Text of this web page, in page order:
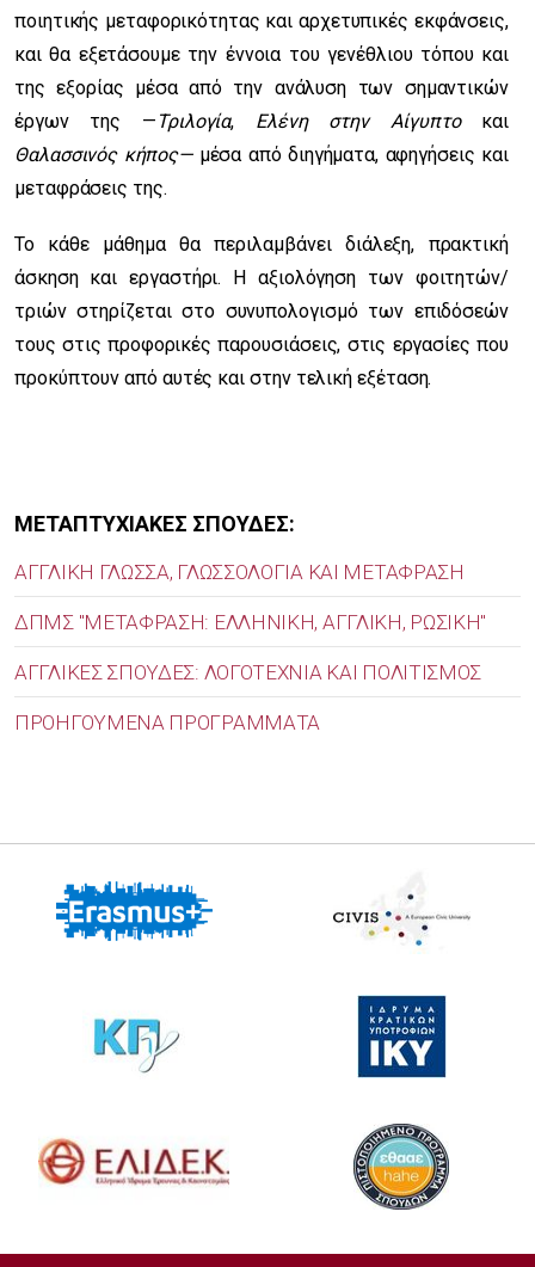
ποιητικής μεταφορικότητας και αρχετυπικές εκφάνσεις,
και θα εξετάσουμε την έννοια του γενέθλιου τόπου και
της εξορίας μέσα από την ανάλυση των σημαντικών
έργων της — Τριλογία, Ελένη στην Αίγυπτοκαι
Θαλασσινός κήπος— μέσα από διηγήματα, αφηγήσεις και
μεταφράσεις της.
Το κάθε μάθημα θα περιλαμβάνει διάλεξη, πρακτική
άσκηση και εργαστήρι. Η αξιολόγηση των φοιτητών/
τριών στηρίζεται στο συνυπολογισμό των επιδόσεών
τους στις προφορικές παρουσιάσεις, στις εργασίες που
προκύπτουν από αυτές και στην τελική εξέταση.
ΜΕΤΑΠΤΥΧΙΑΚΕΣ ΣΠΟΥΔΕΣ:
ΑΓΓΛΙΚΗ ΓΛΩΣΣΑ, ΓΛΩΣΣΟΛΟΓΙΑ ΚΑΙ ΜΕΤΑΦΡΑΣΗ
ΔΠΜΣ "ΜΕΤΑΦΡΑΣΗ: ΕΛΛΗΝΙΚΗ, ΑΓΓΛΙΚΗ, ΡΩΣΙΚΗ"
ΑΓΓΛΙΚΕΣ ΣΠΟΥΔΕΣ: ΛΟΓΟΤΕΧΝΙΑ ΚΑΙ ΠΟΛΙΤΙΣΜΟΣ
ΠΡΟΗΓΟΥΜΕΝΑ ΠΡΟΓΡΑΜΜΑΤΑ